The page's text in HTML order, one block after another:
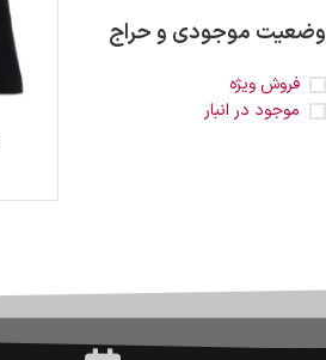
وضعیت موجودی و حراج
فروش ویژه
موجود در انبار